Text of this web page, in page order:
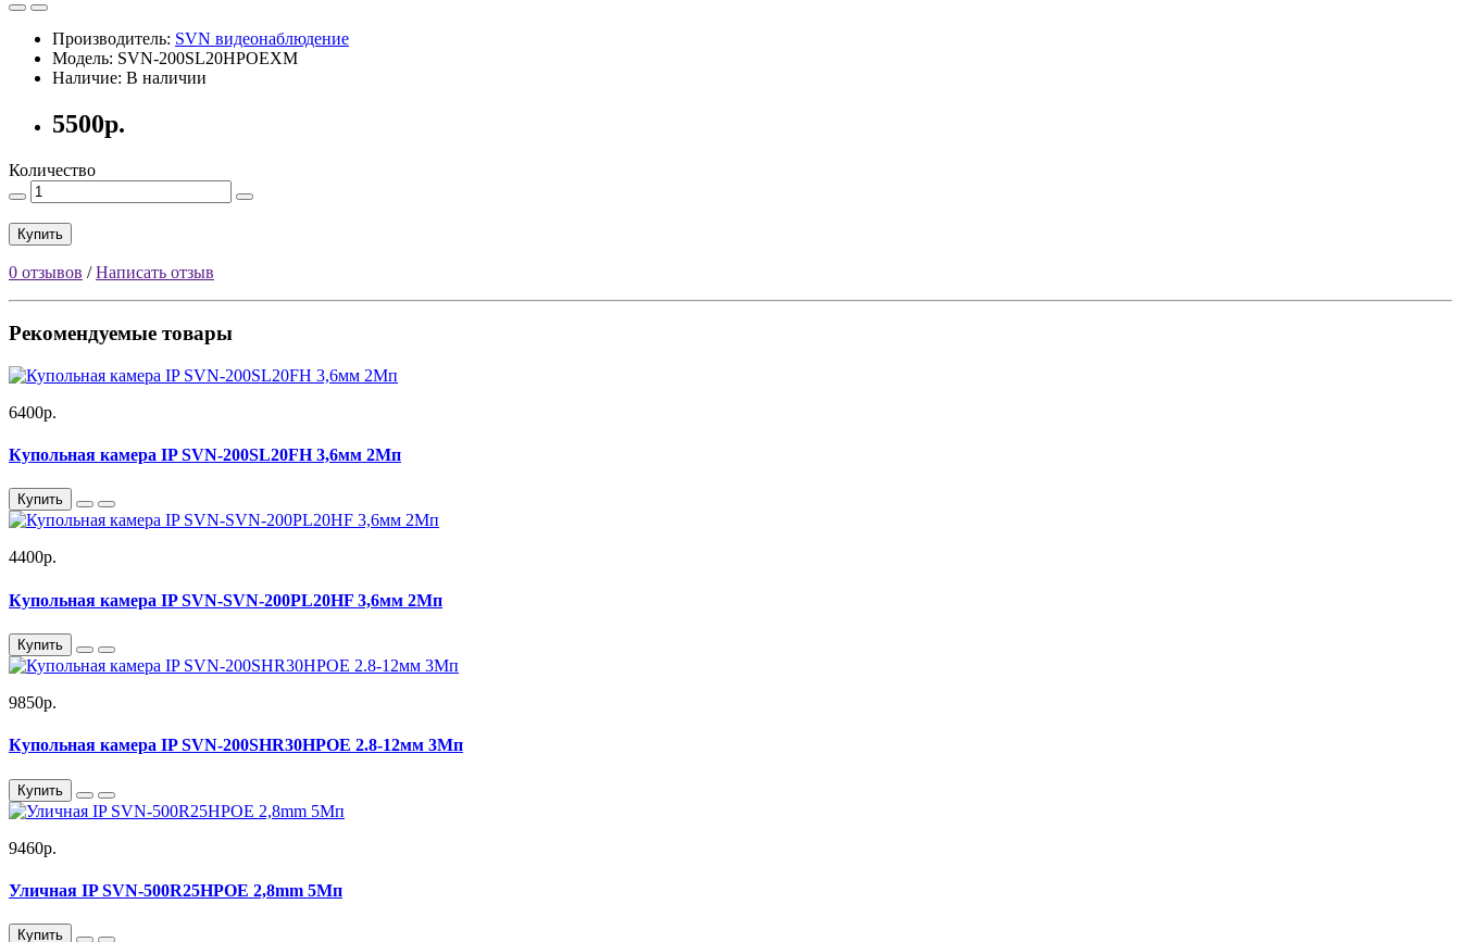
Производитель: SVN видеонаблюдение
Модель: SVN-200SL20HPOEXM
Наличие: В наличии
5500р.
Количество
Купить
0 отзывов /Написать отзыв
Рекомендуемые товары
6400р.
Купольная камера IP SVN-200SL20FH 3,6мм 2Мп
Купить
4400р.
Купольная камера IP SVN-SVN-200PL20HF 3,6мм 2Мп
Купить
9850р.
Купольная камера IP SVN-200SHR30HPOE 2.8-12мм 3Мп
Купить
9460р.
Уличная IP SVN-500R25HPOE 2,8mm 5Мп
Купить